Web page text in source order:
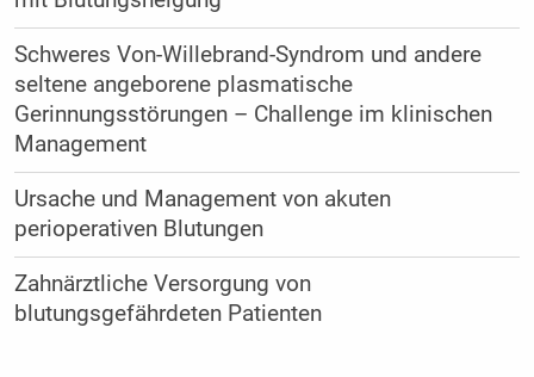
Schweres Von-Willebrand-Syndrom und andere
seltene angeborene plasmatische
Gerinnungsstörungen – Challenge im klinischen
Management
Ursache und Management von akuten
perioperativen Blutungen
Zahnärztliche Versorgung von
blutungsgefährdeten Patienten